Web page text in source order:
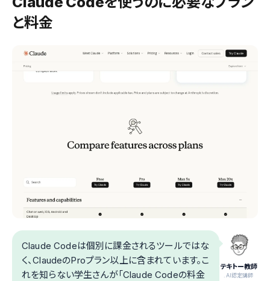
と料金
テキトー教師
.AI認定講師
Claude Codeは個別に課金されるツールではな
く、ClaudeのProプラン以上に含まれています。こ
れを知らない学生さんが「Claude Codeの料金